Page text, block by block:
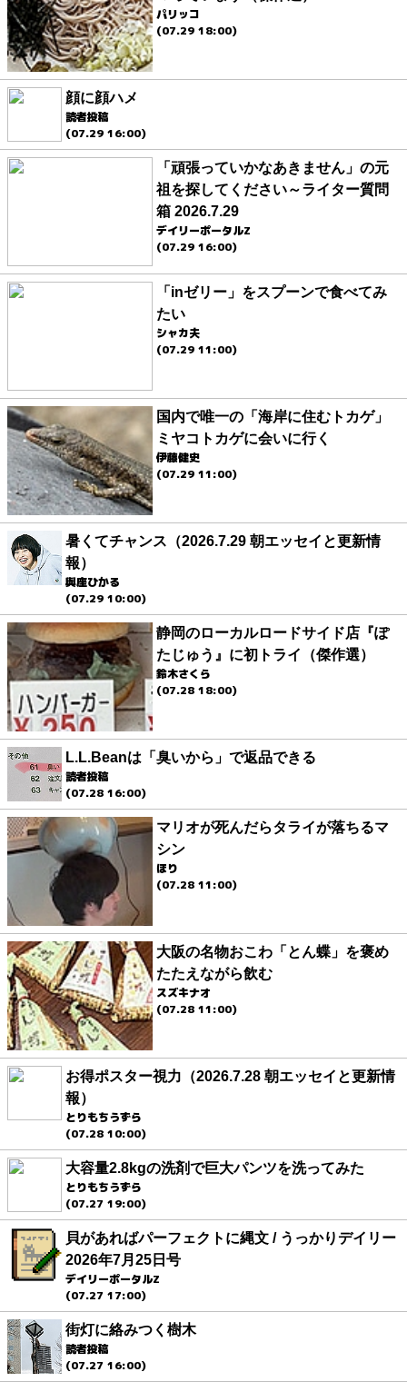
パリッコ
(07.29 18:00)
顔に顔ハメ
読者投稿
(07.29 16:00)
「頑張っていかなあきません」の元
祖を探してください～ライター質問
箱 2026.7.29
デイリーポータルZ
(07.29 16:00)
「inゼリー」をスプーンで食べてみ
たい
シャカ夫
(07.29 11:00)
国内で唯一の「海岸に住むトカゲ」
ミヤコトカゲに会いに行く
伊藤健史
(07.29 11:00)
暑くてチャンス（2026.7.29 朝エッセイと更新情
報）
與座ひかる
(07.29 10:00)
静岡のローカルロードサイド店『ぽ
たじゅう』に初トライ（傑作選）
鈴木さくら
(07.28 18:00)
L.L.Beanは「臭いから」で返品できる
読者投稿
(07.28 16:00)
マリオが死んだらタライが落ちるマ
シン
ほり
(07.28 11:00)
大阪の名物おこわ「とん蝶」を褒め
たたえながら飲む
スズキナオ
(07.28 11:00)
お得ポスター視力（2026.7.28 朝エッセイと更新情
報）
とりもちうずら
(07.28 10:00)
大容量2.8kgの洗剤で巨大パンツを洗ってみた
とりもちうずら
(07.27 19:00)
貝があればパーフェクトに縄文 / うっかりデイリー
2026年7月25日号
デイリーポータルZ
(07.27 17:00)
街灯に絡みつく樹木
読者投稿
(07.27 16:00)